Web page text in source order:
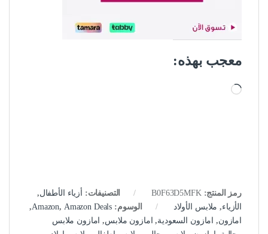
معجب بهذه:
جاري التحميل…
رمز المنتج:B0F63D5MFK التصنيفات: أزياء الأطفال,
الأزياء, ملابس الأولاد الوسوم: Amazon, Amazon Deals
,
امازون, امازون السعودية, امازون ملابس, امازون ملابس